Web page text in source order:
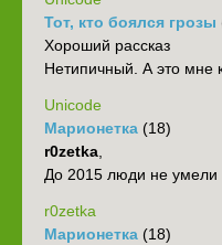
Тот, кто боялся грозы
Хороший рассказ
Нетипичный. А это мне
Unicode
Марионетка (18)
r0zetka,
До 2015 люди не умели
r0zetka
Марионетка (18)